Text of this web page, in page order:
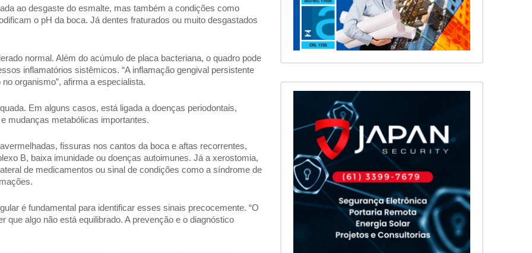
ao desgaste do esmalte, mas também a condições como
o pH da boca. Já dentes fraturados ou muito desgastados
normal. Além do acúmulo de placa bacteriana, o quadro pode
inflamatórios sistêmicos. “A inflamação gengival persistente
organismo”, afirma a especialista.
Em alguns casos, está ligada a doenças periodontais,
mudanças metabólicas importantes.
fissuras nos cantos da boca e aftas recorrentes,
B, baixa imunidade ou doenças autoimunes. Já a xerostomia,
de medicamentos ou sinal de condições como a síndrome de
é fundamental para identificar esses sinais precocemente. “O
algo não está equilibrado. A prevenção e o diagnóstico